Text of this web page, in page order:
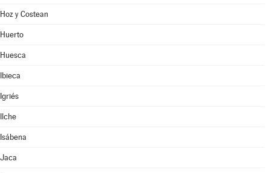
Hoz y Costean
Huerto
Huesca
Ibieca
Igriés
Ilche
Isábena
Jaca